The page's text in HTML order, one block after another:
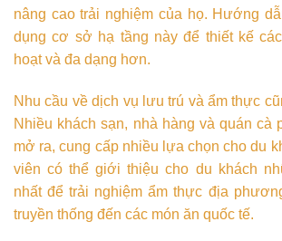
nâng cao trải nghiệm của họ. Hướng
dụng cơ sở hạ tầng này để thiết kế
hoạt và đa dạng hơn.
Nhu cầu về dịch vụ lưu trú và ẩm thực
Nhiều khách sạn, nhà hàng và quán
mở ra, cung cấp nhiều lựa chọn cho du
viên có thể giới thiệu cho du khách
nhất để trải nghiệm ẩm thực địa
truyền thống đến các món ăn quốc tế.